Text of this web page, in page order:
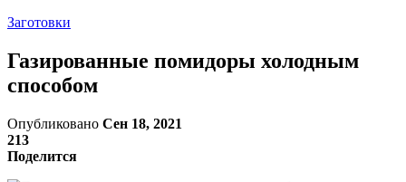
Заготовки
Газированные помидоры холодным
способом
Опубликовано Сен 18, 2021
213
Поделится